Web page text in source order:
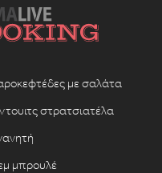
με σαλάτα
στρατσιατέλα
μπρουλέ